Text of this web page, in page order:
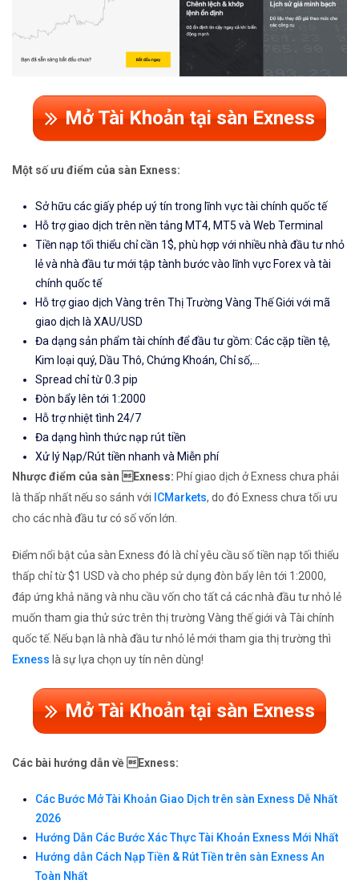
Mở Tài Khoản tại sàn Exness
Một số ưu điểm của sàn Exness:
Sở hữu các giấy phép uý tín trong lĩnh vực tài chính quốc tế
Hỗ trợ giao dịch trên nền tảng MT4, MT5 và Web Terminal
Tiền nạp tối thiểu chỉ cần 1$, phù hợp với nhiều nhà đầu tư nhỏ
lẻ và nhà đầu tư mới tập tành bước vào lĩnh vực Forex và tài
chính quốc tế
Hỗ trợ giao dịch Vàng trên Thị Trường Vàng Thế Giới với mã
giao dịch là XAU/USD
Đa dạng sản phẩm tài chính để đầu tư gồm: Các cặp tiền tệ,
Kim loại quý, Dầu Thô, Chứng Khoán, Chỉ số,...
Spread chỉ từ 0.3 pip
Đòn bẩy lên tới 1:2000
Hỗ trợ nhiệt tình 24/7
Đa dạng hình thức nạp rút tiền
Xử lý Nạp/Rút tiền nhanh và Miễn phí
Nhược điểm của sàn Exness: Phí giao dịch ở Exness chưa phải
là thấp nhất nếu so sánh với ICMarkets, do đó Exness chưa tối ưu
cho các nhà đầu tư có số vốn lớn.
Điểm nổi bật của sàn Exness đó là chỉ yêu cầu số tiền nạp tối thiểu
thấp chỉ từ $1 USD và cho phép sử dụng đòn bẩy lên tới 1:2000,
đáp ứng khả năng và nhu cầu vốn cho tất cả các nhà đầu tư nhỏ lẻ
muốn tham gia thử sức trên thị trường Vàng thế giới và Tài chính
quốc tế. Nếu bạn là nhà đầu tư nhỏ lẻ mới tham gia thị trường thì
Exness là sự lựa chọn uy tín nên dùng!
Mở Tài Khoản tại sàn Exness
Các bài hướng dẫn về Exness:
Các Bước Mở Tài Khoản Giao Dịch trên sàn Exness Dễ Nhất
2026
Hướng Dẫn Các Bước Xác Thực Tài Khoản Exness Mới Nhất
Hướng dẫn Cách Nạp Tiền & Rút Tiền trên sàn Exness An
Toàn Nhất